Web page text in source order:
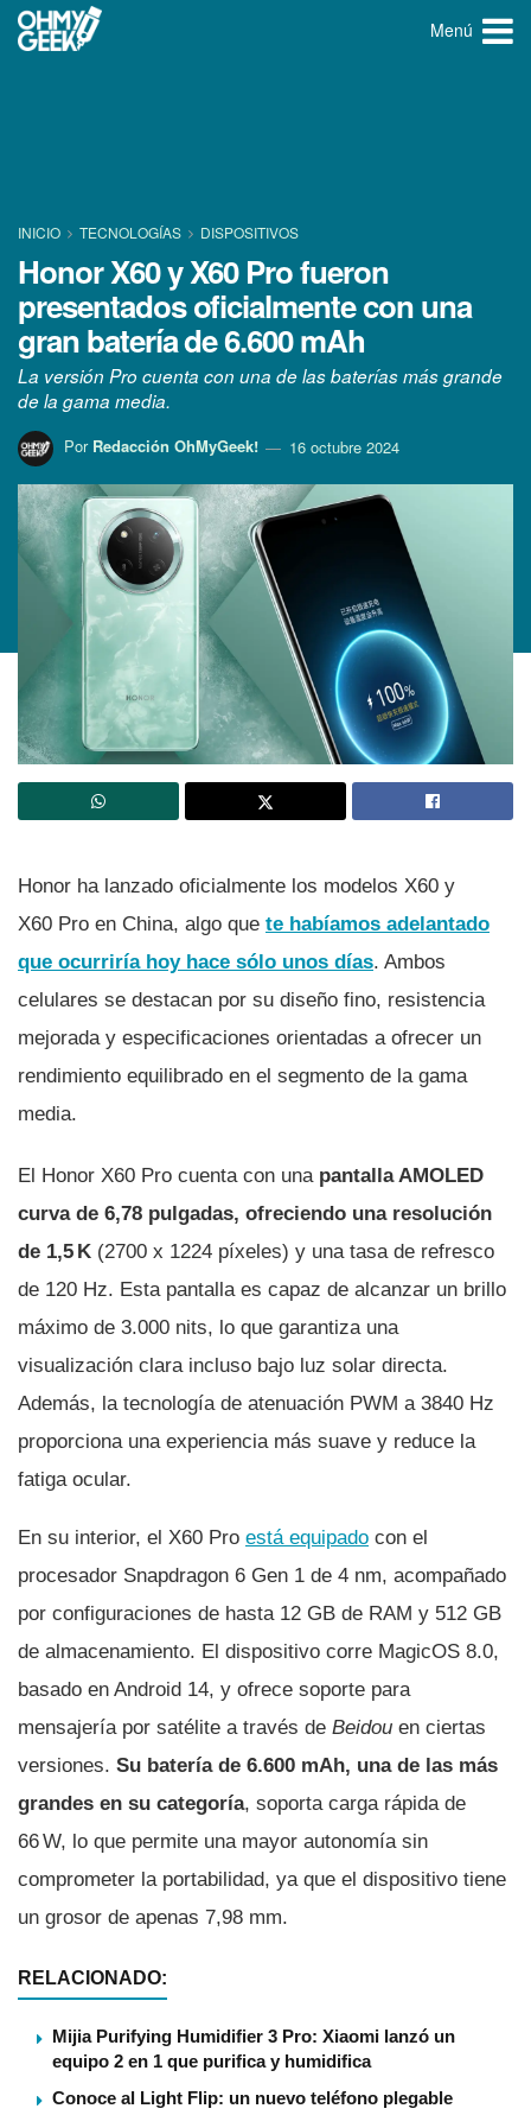
Menú
INICIO TECNOLOGÍ­AS DISPOSITIVOS
Honor X60 y X60 Pro fueron
presentados oficialmente con una
gran batería de 6.600 mAh
La versión Pro cuenta con una de las baterías más grande
de la gama media.
Por Redacción OhMyGeek! 16 octubre 2024
Honor ha lanzado oficialmente los modelos X60 y
X60 Pro en China, algo que te habíamos adelantado
que ocurriría hoy hace sólo unos días. Ambos
celulares se destacan por su diseño fino, resistencia
mejorada y especificaciones orientadas a ofrecer un
rendimiento equilibrado en el segmento de la gama
media.
El Honor X60 Pro cuenta con una pantalla AMOLED
curva de 6,78 pulgadas, ofreciendo una resolución
de 1,5 K (2700 x 1224 píxeles) y una tasa de refresco
de 120 Hz. Esta pantalla es capaz de alcanzar un brillo
máximo de 3.000 nits, lo que garantiza una
visualización clara incluso bajo luz solar directa.
Además, la tecnología de atenuación PWM a 3840 Hz
proporciona una experiencia más suave y reduce la
fatiga ocular.
En su interior, el X60 Pro está equipado con el
procesador Snapdragon 6 Gen 1 de 4 nm, acompañado
por configuraciones de hasta 12 GB de RAM y 512 GB
de almacenamiento. El dispositivo corre MagicOS 8.0,
basado en Android 14, y ofrece soporte para
mensajería por satélite a través de Beidou en ciertas
versiones. Su batería de 6.600 mAh, una de las más
grandes en su categoría, soporta carga rápida de
66 W, lo que permite una mayor autonomía sin
comprometer la portabilidad, ya que el dispositivo tiene
un grosor de apenas 7,98 mm.
RELACIONADO:
Mijia Purifying Humidifier 3 Pro: Xiaomi lanzó un
equipo 2 en 1 que purifica y humidifica
Conoce al Light Flip: un nuevo teléfono plegable